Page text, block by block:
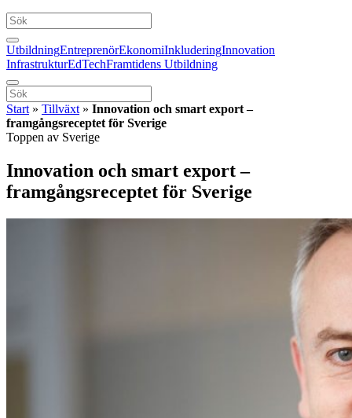
UtbildningEntreprenörEkonomiInkluderingInnovation
InfrastrukturEdTechFramtidens Utbildning
Start » Tillväxt » Innovation och smart export –
framgångsreceptet för Sverige
Toppen av Sverige
Innovation och smart export –
framgångsreceptet för Sverige